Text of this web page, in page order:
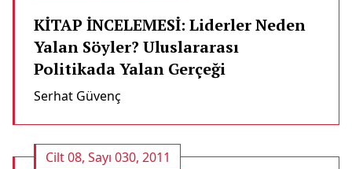
KİTAP İNCELEMESİ: Liderler Neden
Yalan Söyler? Uluslararası
Politikada Yalan Gerçeği
Serhat Güvenç
Cilt 08, Sayı 030, 2011